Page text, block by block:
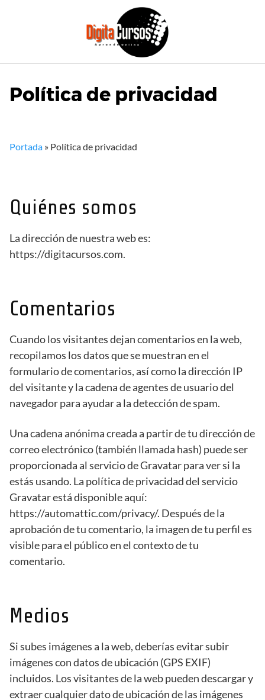
Política de privacidad
Portada » Política de privacidad
Quiénes somos
La dirección de nuestra web es:
https://digitacursos.com.
Comentarios
Cuando los visitantes dejan comentarios en la web,
recopilamos los datos que se muestran en el
formulario de comentarios, así como la dirección IP
del visitante y la cadena de agentes de usuario del
navegador para ayudar a la detección de spam.
Una cadena anónima creada a partir de tu dirección de
correo electrónico (también llamada hash) puede ser
proporcionada al servicio de Gravatar para ver si la
estás usando. La política de privacidad del servicio
Gravatar está disponible aquí:
https://automattic.com/privacy/. Después de la
aprobación de tu comentario, la imagen de tu perfil es
visible para el público en el contexto de tu
comentario.
Medios
Si subes imágenes a la web, deberías evitar subir
imágenes con datos de ubicación (GPS EXIF)
incluidos. Los visitantes de la web pueden descargar y
extraer cualquier dato de ubicación de las imágenes